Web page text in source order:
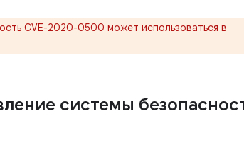
CVE-2020-0500 может использоваться в
системы